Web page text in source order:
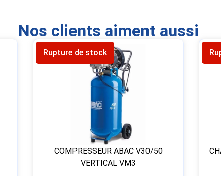
Nos clients aiment aussi
Rupture de stock
COMPRESSEUR ABAC V30/50
VERTICAL VM3